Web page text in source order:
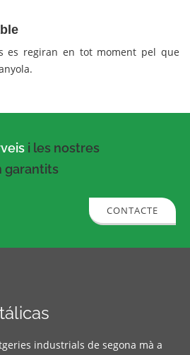
es regiran en tot moment pel que
i les nostres
garantits
CONTACTE
industrials de segona mà a